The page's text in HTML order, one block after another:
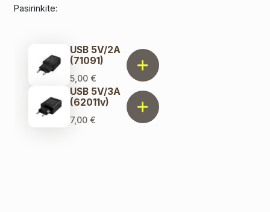
Pasirinkite:
USB 5V/2A
(71091)
5,00 €
USB 5V/3A
(62011v)
7,00 €